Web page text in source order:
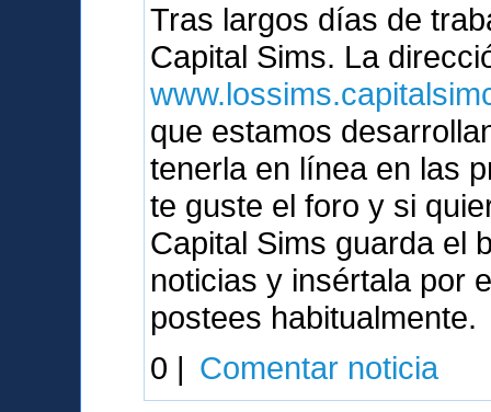
Tras largos días de
Capital Sims. La
que estamos
tenerla en línea en las
te guste el foro y si
Capital Sims guarda el
noticias y insértala por
postees habitualmente.
0 | Comentar noticia